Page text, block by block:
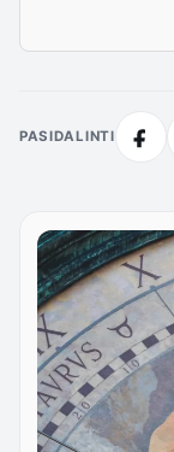
PASIDALINTI